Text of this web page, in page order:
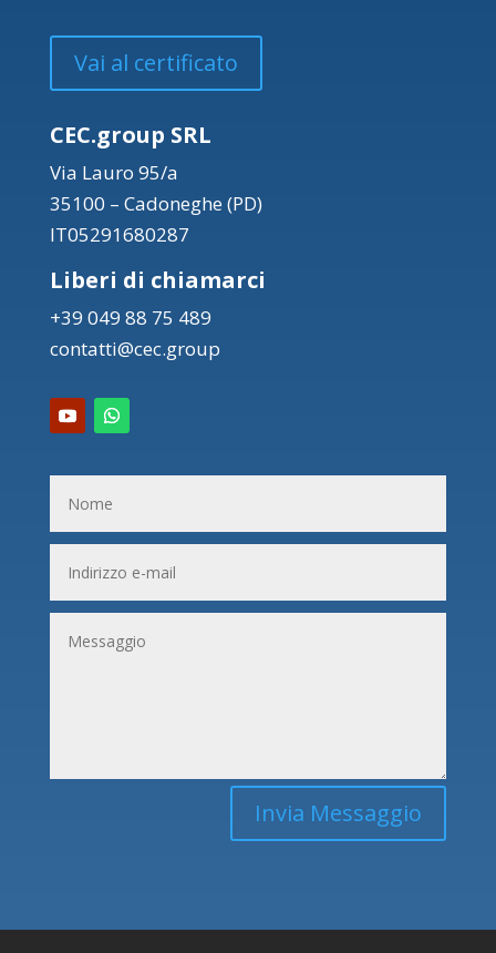
Vai al certificato
CEC.group SRL
Via Lauro 95/a
35100 – Cadoneghe (PD)
IT05291680287
Liberi di chiamarci
+39 049 88 75 489
contatti@cec.group
Invia Messaggio